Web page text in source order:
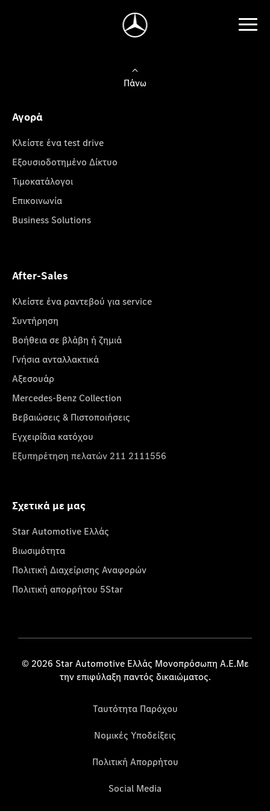
Πάνω
Αγορά
Κλείστε ένα test drive
Εξουσιοδοτημένο Δίκτυο
Τιμοκατάλογοι
Επικοινωνία
Business Solutions
After-Sales
Κλείστε ένα ραντεβού για service
Συντήρηση
Βοήθεια σε βλάβη ή ζημιά
Γνήσια ανταλλακτικά
Αξεσουάρ
Mercedes-Benz Collection
Βεβαιώσεις & Πιστοποιήσεις
Εγχειρίδια κατόχου
Εξυπηρέτηση πελατών 211 2111556
Σχετικά με μας
Star Automotive Ελλάς
Βιωσιμότητα
Πολιτική Διαχείρισης Αναφορών
Πολιτική απορρήτου 5Star
© 2026 Star Automotive Ελλάς Μονοπρόσωπη Α.Ε.Με
την επιφύλαξη παντός δικαιώματος.
Ταυτότητα Παρόχου
Νομικές Υποδείξεις
Πολιτική Απορρήτου
Social Media